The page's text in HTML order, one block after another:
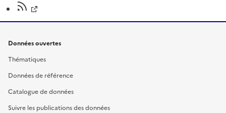
Données ouvertes
Thématiques
Données de référence
Catalogue de données
Suivre les publications des données